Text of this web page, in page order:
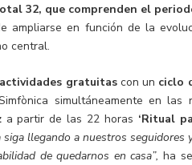
32, que comprenden el
ampliarse en función de la
central.
gratuitascon un ciclo
simultáneamente en las
a partir de las 22 horas ‘Ritual
llegando a nuestros
de quedarnos en casa”, ha